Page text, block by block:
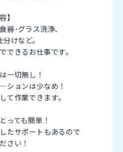
】
器･グラス洗浄､
けなど。
できるお仕事です｡
一切無し！
ションは少なめ！
て作業できます｡
っても簡単！
たサポートもあるので
さい！